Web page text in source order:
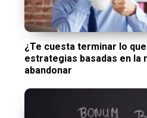
¿Te cuesta terminar lo
estrategias basadas en la
abandonar